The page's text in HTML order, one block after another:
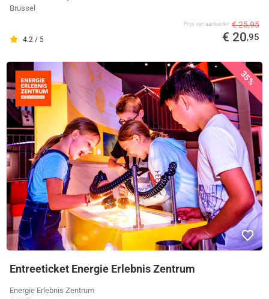
Brussel
4.2 / 5
Prijs van aanbieder € 25,95
€ 20,95
35%
Entreeticket Energie Erlebnis Zentrum
Energie Erlebnis Zentrum